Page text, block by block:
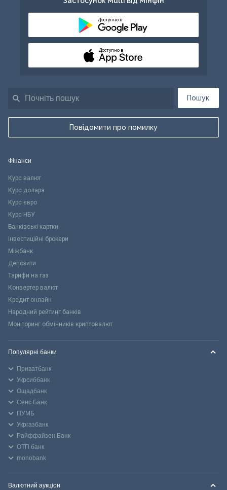
Пошук
Повідомити про помилку
Доступно в
Доступно в
Фінанси
Курс валют
Курс долара
Курс євро
Курс НБУ
Банківські картки
Інвестиційні брокери
Міжбанк
Депозити
Тарифи на газ
Конвертер валют
Кредит онлайн
Народний рейтинг банків
Моніторинг обмінників криптовалют
Популярні банки
Приватбанк
Укрсиббанк
Ощадбанк
Сенс Банк
ПУМБ
Укргазбанк
Райффайзен Банк
ОТП банк
monobank
Валютний аукціон